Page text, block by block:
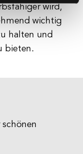
wird,
wichtig
halten und
bieten.